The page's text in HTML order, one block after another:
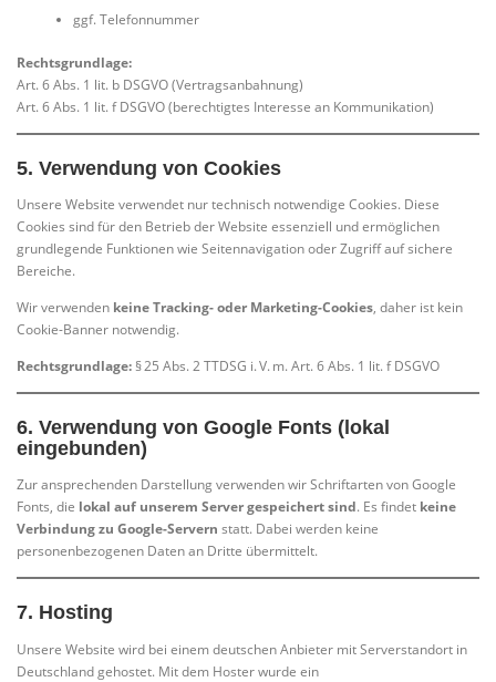
ggf. Telefonnummer
Rechtsgrundlage:
Art. 6 Abs. 1 lit. b DSGVO (Vertragsanbahnung)
Art. 6 Abs. 1 lit. f DSGVO (berechtigtes Interesse an Kommunikation)
5. Verwendung von Cookies
Unsere Website verwendet nur technisch notwendige Cookies. Diese
Cookies sind für den Betrieb der Website essenziell und ermöglichen
grundlegende Funktionen wie Seitennavigation oder Zugriff auf sichere
Bereiche.
Wir verwenden keine Tracking- oder Marketing-Cookies, daher ist kein
Cookie-Banner notwendig.
Rechtsgrundlage:§ 25 Abs. 2 TTDSG i. V. m. Art. 6 Abs. 1 lit. f DSGVO
6. Verwendung von Google Fonts (lokal
eingebunden)
Zur ansprechenden Darstellung verwenden wir Schriftarten von Google
Fonts, die lokal auf unserem Server gespeichert sind. Es findet keine
Verbindung zu Google-Servern statt. Dabei werden keine
personenbezogenen Daten an Dritte übermittelt.
7. Hosting
Unsere Website wird bei einem deutschen Anbieter mit Serverstandort in
Deutschland gehostet. Mit dem Hoster wurde ein